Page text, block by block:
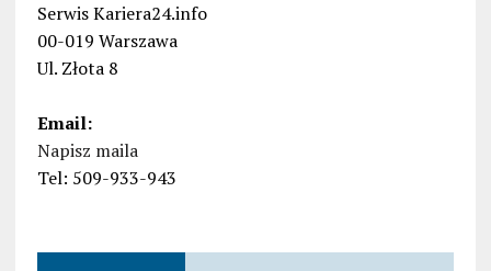
Serwis Kariera24.info
00-019 Warszawa
Ul. Złota 8
Email:
Napisz maila
Tel: 509-933-943